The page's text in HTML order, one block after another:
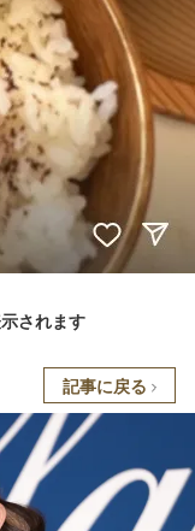
されます
記事に戻る